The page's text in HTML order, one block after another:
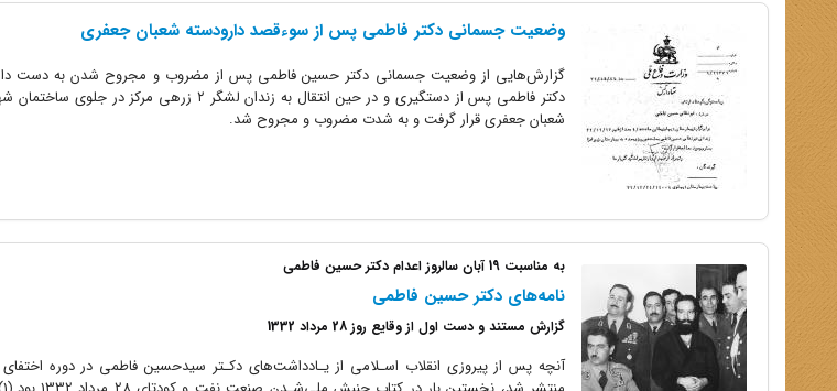
وضعیت جسمانی دکتر فاطمی پس از سوءقصد دارودسته شعبان جعفری
گزارش‌هایی از وضعیت جسمانی دکتر حسین فاطمی پس از مضروب و مجروح شدن به دست
دکتر فاطمی پس از دستگیری و در حین انتقال به زندان
شعبان جعفری قرار گرفت و به شدت مضروب و مجروح شد.
به مناسبت 19 آبان سالروز اعدام دکتر حسین فاطمی
نامه‌های دکتر حسین فاطمی
گزارش مستند و دست اول از وقایع روز 28 مرداد 1332